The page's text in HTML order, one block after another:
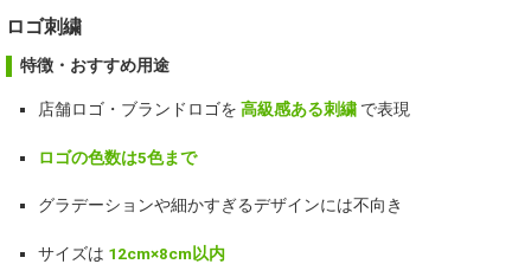
ロゴ刺繍
特徴・おすすめ用途
店舗ロゴ・ブランドロゴを高級感ある刺繍 で表現
ロゴの色数は5色まで
グラデーションや細かすぎるデザインには不向き
サイズは 12cm×8cm以内